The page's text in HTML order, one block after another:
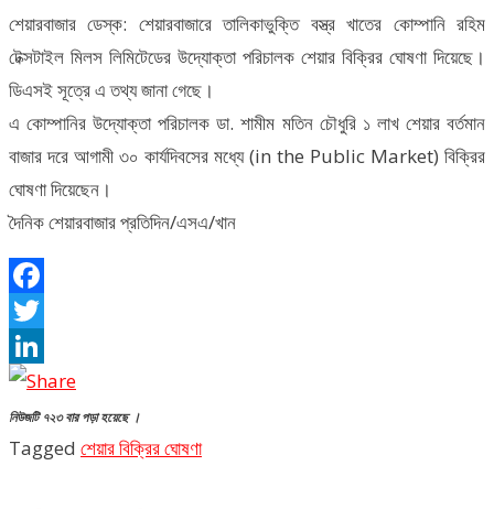
শেয়ারবাজার ডেস্ক: শেয়ারবাজারে তালিকাভুক্তি বস্ত্র খাতের কোম্পানি রহিম
টেক্সটাইল মিলস লিমিটেডের উদ্যোক্তা পরিচালক শেয়ার বিক্রির ঘোষণা দিয়েছে।
ডিএসই সূত্রে এ তথ্য জানা গেছে।
এ কোম্পানির উদ্যোক্তা পরিচালক ডা. শামীম মতিন চৌধুরি ১ লাখ শেয়ার বর্তমান
বাজার দরে আগামী ৩০ কার্যদিবসের মধ্যে (in the Public Market) বিক্রির
ঘোষণা দিয়েছেন।
দৈনিক শেয়ারবাজার প্রতিদিন/এসএ/খান
Facebook
Twitter
LinkedIn
নিউজটি ৭২৩ বার পড়া হয়েছে ।
Tagged শেয়ার বিক্রির ঘোষণা